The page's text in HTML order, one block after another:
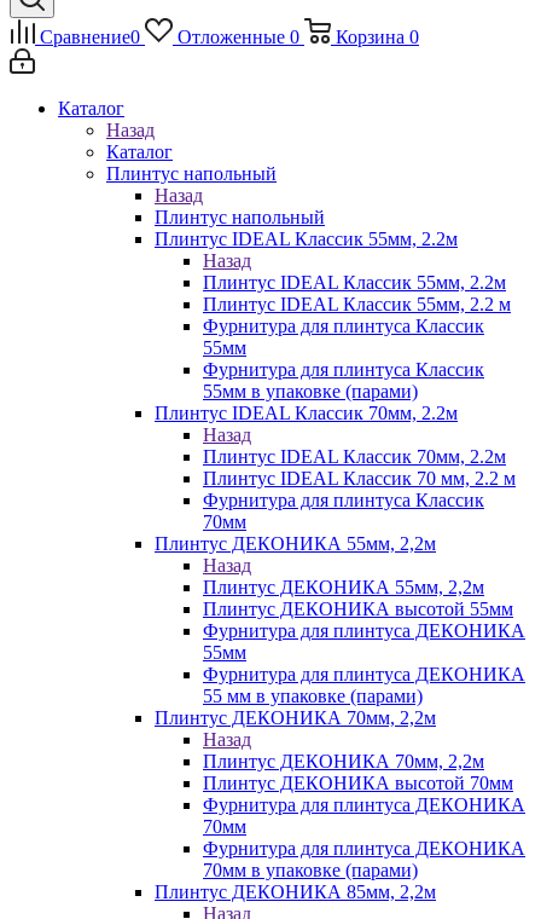
Сравнение0 Отложенные 0 Корзина 0
Каталог
Назад
Каталог
Плинтус напольный
Назад
Плинтус напольный
Плинтус IDEAL Классик 55мм, 2.2м
Назад
Плинтус IDEAL Классик 55мм, 2.2м
Плинтус IDEAL Классик 55мм, 2.2 м
Фурнитура для плинтуса Классик
55мм
Фурнитура для плинтуса Классик
55мм в упаковке (парами)
Плинтус IDEAL Классик 70мм, 2.2м
Назад
Плинтус IDEAL Классик 70мм, 2.2м
Плинтус IDEAL Классик 70 мм, 2.2 м
Фурнитура для плинтуса Классик
70мм
Плинтус ДЕКОНИКА 55мм, 2,2м
Назад
Плинтус ДЕКОНИКА 55мм, 2,2м
Плинтус ДЕКОНИКА высотой 55мм
Фурнитура для плинтуса ДЕКОНИКА
55мм
Фурнитура для плинтуса ДЕКОНИКА
55 мм в упаковке (парами)
Плинтус ДЕКОНИКА 70мм, 2,2м
Назад
Плинтус ДЕКОНИКА 70мм, 2,2м
Плинтус ДЕКОНИКА высотой 70мм
Фурнитура для плинтуса ДЕКОНИКА
70мм
Фурнитура для плинтуса ДЕКОНИКА
70мм в упаковке (парами)
Плинтус ДЕКОНИКА 85мм, 2,2м
Назад